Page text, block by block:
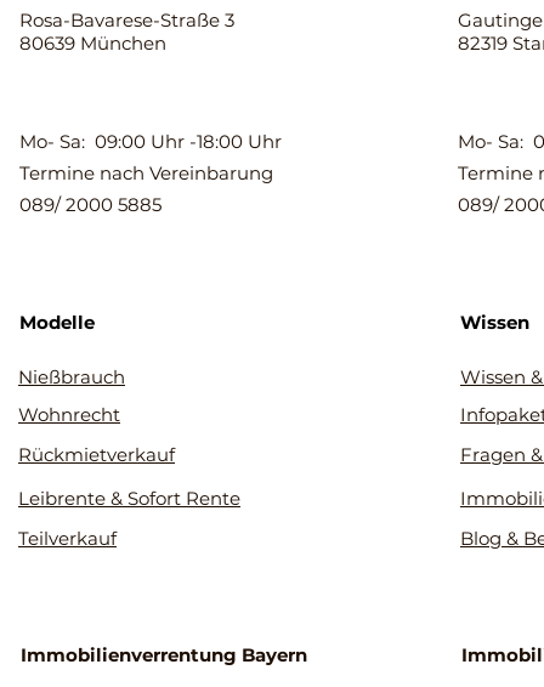
Rosa-Bavarese-Straße 3
80639 München
82319
Mo- Sa: 09:00 Uhr -18:00 Uhr
Termine nach Vereinbarung
089/ 2000 5885
Modelle
Nießbrauch
Wohnrecht
Rückmietverkauf
Leibrente & Sofort Rente
Teilverkauf
Immobilienverrentung Bayern
Mo- Sa:
Termine
089/
Wissen
Wissen
Fragen
Blog &